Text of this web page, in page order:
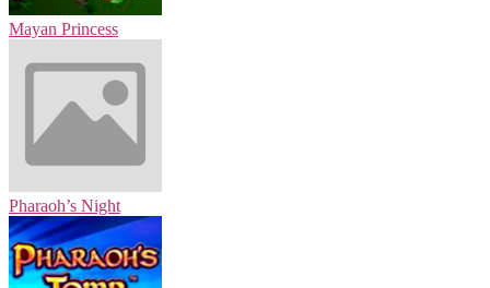
Mayan Princess
Pharaoh’s Night